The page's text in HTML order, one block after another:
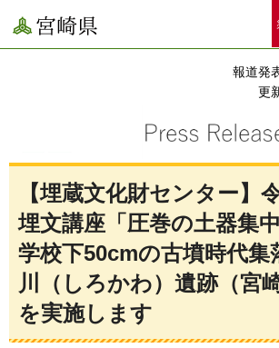
宮崎県
報道発
更
【埋蔵文化財センター】
埋文講座「圧巻の土器集
学校下50cmの古墳時代集
川（しろかわ）遺跡（宮
を実施します